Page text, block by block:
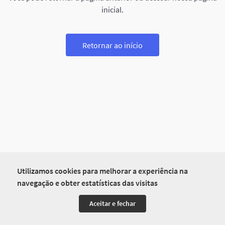
Utilizamos cookies para melhorar a experiência na
navegação e obter estatísticas das visitas
Aceitar e fechar
inicial.
Retornar ao início